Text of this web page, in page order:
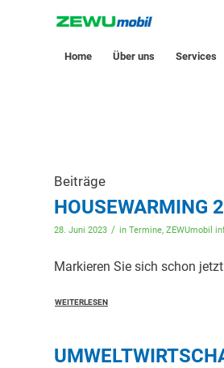
Home Über uns Services
Beiträge
HOUSEWARMING
28. Juni 2023 / in Termine, ZEWUmobil
Markieren Sie sich schon
WEITERLESEN